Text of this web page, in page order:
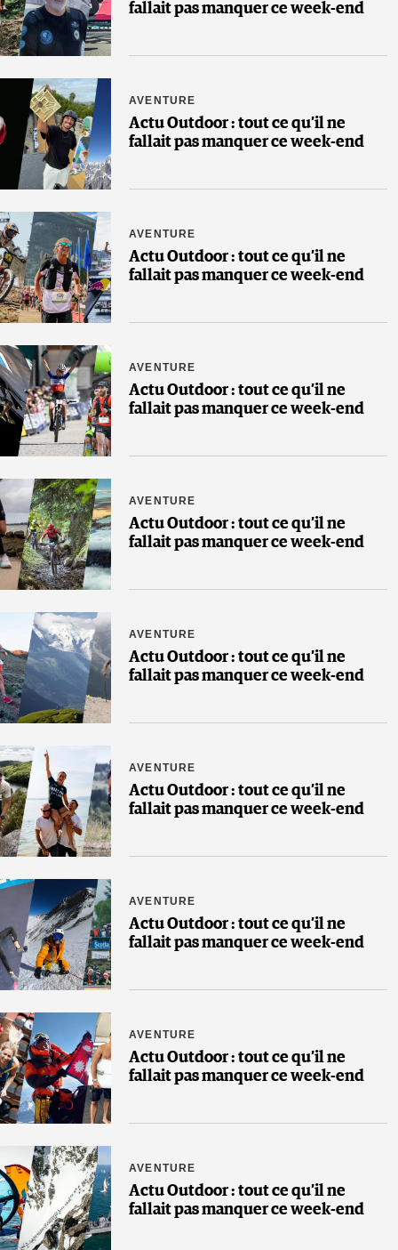
fallait pas manquer ce week-end
AVENTURE
Actu Outdoor : tout ce qu’il ne
fallait pas manquer ce week-end
AVENTURE
Actu Outdoor : tout ce qu’il ne
fallait pas manquer ce week-end
AVENTURE
Actu Outdoor : tout ce qu’il ne
fallait pas manquer ce week-end
AVENTURE
Actu Outdoor : tout ce qu’il ne
fallait pas manquer ce week-end
AVENTURE
Actu Outdoor : tout ce qu’il ne
fallait pas manquer ce week-end
AVENTURE
Actu Outdoor : tout ce qu’il ne
fallait pas manquer ce week-end
AVENTURE
Actu Outdoor : tout ce qu’il ne
fallait pas manquer ce week-end
AVENTURE
Actu Outdoor : tout ce qu’il ne
fallait pas manquer ce week-end
AVENTURE
Actu Outdoor : tout ce qu’il ne
fallait pas manquer ce week-end